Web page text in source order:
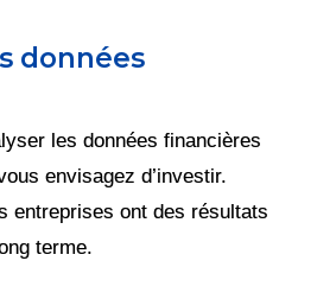
données
les données financières
envisagez d’investir.
entreprises ont des résultats
terme.